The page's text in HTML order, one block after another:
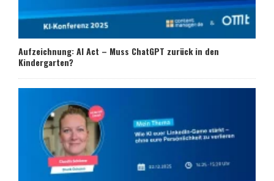
Aufzeichnung: AI Act – Muss ChatGPT zurück in den
Kindergarten?